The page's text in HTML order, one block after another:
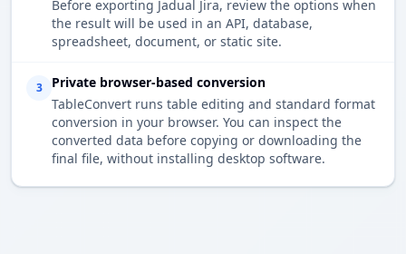
Before exporting Jadual Jira, review the options when
the result will be used in an API, database,
spreadsheet, document, or static site.
3
Private browser-based conversion
TableConvert runs table editing and standard format
conversion in your browser. You can inspect the
converted data before copying or downloading the
final file, without installing desktop software.